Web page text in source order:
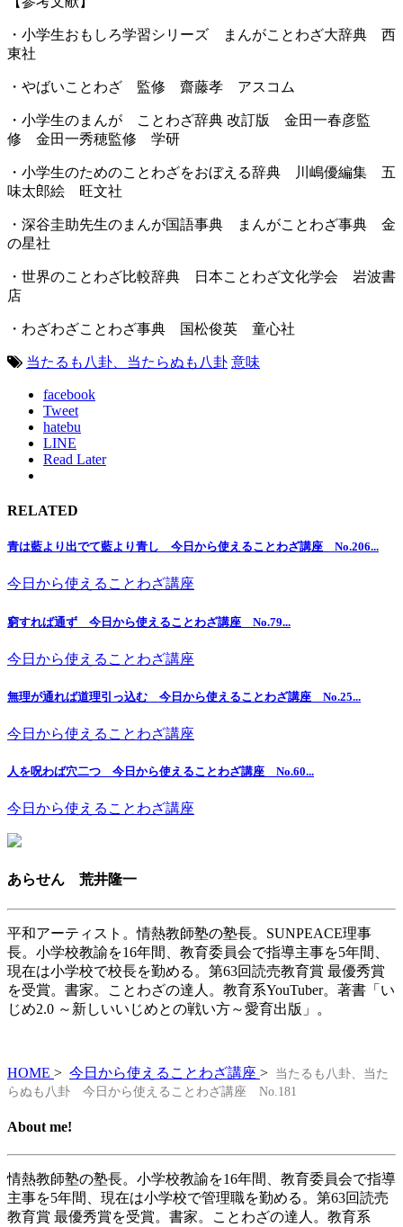
・小学生おもしろ学習シリーズ まんがことわざ大辞典 西
東社
・やばいことわざ 監修 齋藤孝 アスコム
・小学生のまんが ことわざ辞典 改訂版 金田一春彦監
修 金田一秀穂監修 学研
・小学生のためのことわざをおぼえる辞典 川嶋優編集 五
味太郎絵 旺文社
・深谷圭助先生のまんが国語事典 まんがことわざ事典 金
の星社
・世界のことわざ比較辞典 日本ことわざ文化学会 岩波書
店
・わざわざことわざ事典 国松俊英 童心社
当たるも八卦、当たらぬも八卦 意味
facebook
Tweet
hatebu
LINE
Read Later
RELATED
青は藍より出でて藍より青し 今日から使えることわざ講座 No.206...
今日から使えることわざ講座
窮すれば通ず 今日から使えることわざ講座 No.79...
今日から使えることわざ講座
無理が通れば道理引っ込む 今日から使えることわざ講座 No.25...
今日から使えることわざ講座
人を呪わば穴二つ 今日から使えることわざ講座 No.60...
今日から使えることわざ講座
あらせん 荒井隆一
平和アーティスト。情熱教師塾の塾長。SUNPEACE理事
長。小学校教諭を16年間、教育委員会で指導主事を5年間、
現在は小学校で校長を勤める。第63回読売教育賞 最優秀賞
を受賞。書家。ことわざの達人。教育系YouTuber。著書「い
じめ2.0 ～新しいいじめとの戦い方～愛育出版」。
HOME > 今日から使えることわざ講座 > 当たるも八卦、当た
らぬも八卦 今日から使えることわざ講座 No.181
About me!
情熱教師塾の塾長。小学校教諭を16年間、教育委員会で指導
主事を5年間、現在は小学校で管理職を勤める。第63回読売
教育賞 最優秀賞を受賞。書家。ことわざの達人。教育系